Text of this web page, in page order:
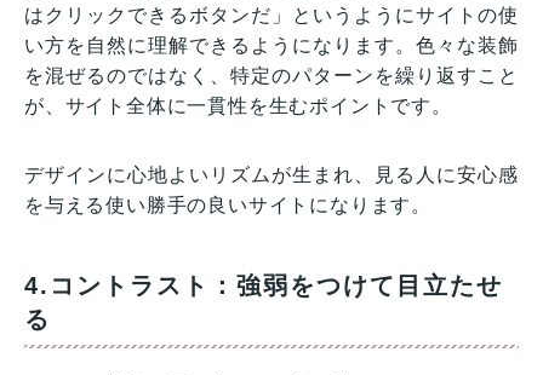
はクリックできるボタンだ」というようにサイトの使
い方を自然に理解できるようになります。色々な装飾
を混ぜるのではなく、特定のパターンを繰り返すこと
が、サイト全体に一貫性を生むポイントです。
デザインに心地よいリズムが生まれ、見る人に安心感
を与える使い勝手の良いサイトになります。
4.コントラスト：強弱をつけて目立たせ
る